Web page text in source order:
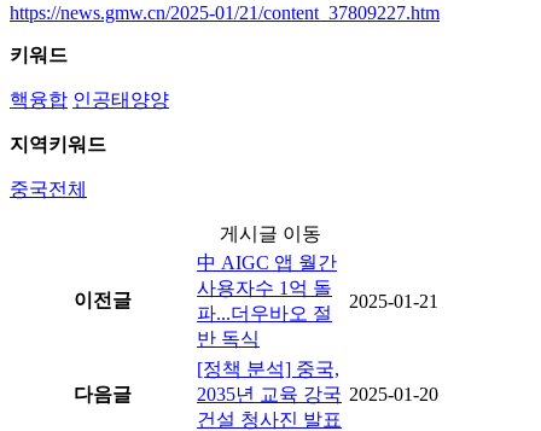
https://news.gmw.cn/2025-01/21/content_37809227.htm
키워드
핵융합 인공태양양
지역키워드
중국전체
게시글 이동
이전글
中 AIGC 앱 월간
사용자수 1억 돌
파...더우바오 절
반 독식
2025-01-21
다음글
[정책 분석] 중국,
2035년 교육 강국
건설 청사진 발표
2025-01-20